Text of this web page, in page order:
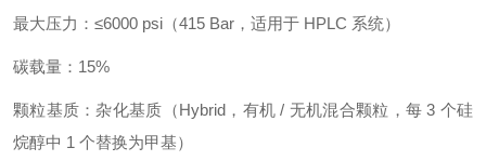
最大压力：≤6000 psi（415 Bar，适用于 HPLC 系统）
碳载量：15%
颗粒基质：杂化基质（Hybrid，有机 / 无机混合颗粒，每 3 个硅
烷醇中 1 个替换为甲基）